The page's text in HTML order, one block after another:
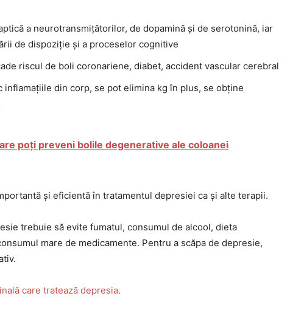
a neurotransmițătorilor, de dopamină și de serotonină, iar
de dispoziție și a proceselor cognitive
riscul de boli coronariene, diabet, accident vascular cerebral
inflamațiile din corp, se pot elimina kg în plus, se obține
poți preveni bolile degenerative ale coloanei
și eficientă în tratamentul depresiei ca și alte terapii.
trebuie să evite fumatul, consumul de alcool, dieta
mare de medicamente. Pentru a scăpa de depresie,
care tratează depresia.